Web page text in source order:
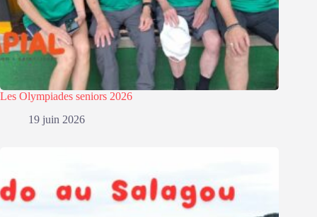
Les Olympiades seniors 2026
19 juin 2026